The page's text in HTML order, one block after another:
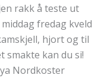
rakk å teste ut
fredag kveld
hjort og til
smakte kan du si!
Nordkoster